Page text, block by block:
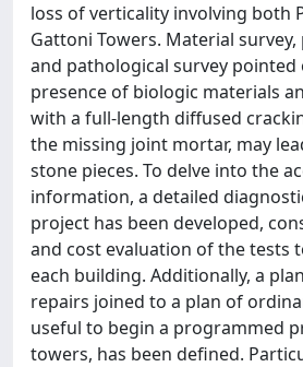
loss of verticality involving both
Gattoni Towers. Material
and pathological survey
presence of biologic materials
with a full-length diffused
the missing joint mortar, may
stone pieces. To delve into the
information, a detailed
project has been developed,
and cost evaluation of the tests
each building. Additionally, a
repairs joined to a plan of
useful to begin a programmed
towers, has been defined.